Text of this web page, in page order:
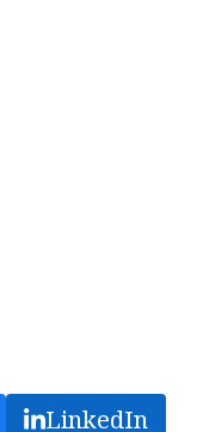
LinkedIn